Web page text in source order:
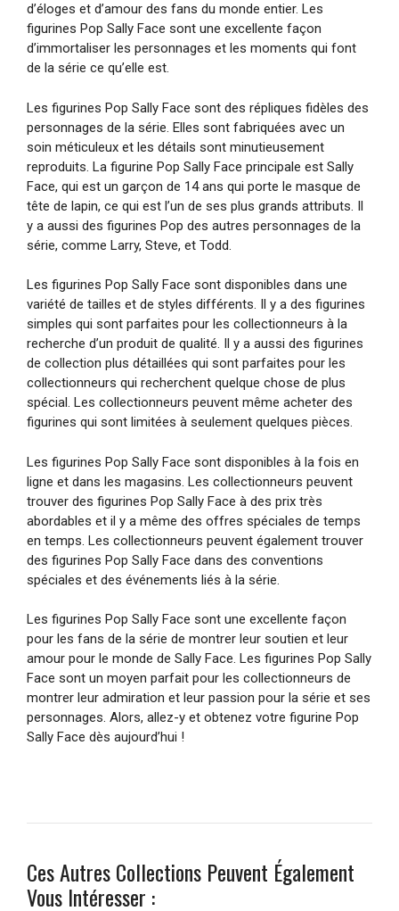
d’éloges et d’amour des fans du monde entier. Les
figurines Pop Sally Face sont une excellente façon
d’immortaliser les personnages et les moments qui font
de la série ce qu’elle est.
Les figurines Pop Sally Face sont des répliques fidèles des
personnages de la série. Elles sont fabriquées avec un
soin méticuleux et les détails sont minutieusement
reproduits. La figurine Pop Sally Face principale est Sally
Face, qui est un garçon de 14 ans qui porte le masque de
tête de lapin, ce qui est l’un de ses plus grands attributs. Il
y a aussi des figurines Pop des autres personnages de la
série, comme Larry, Steve, et Todd.
Les figurines Pop Sally Face sont disponibles dans une
variété de tailles et de styles différents. Il y a des figurines
simples qui sont parfaites pour les collectionneurs à la
recherche d’un produit de qualité. Il y a aussi des figurines
de collection plus détaillées qui sont parfaites pour les
collectionneurs qui recherchent quelque chose de plus
spécial. Les collectionneurs peuvent même acheter des
figurines qui sont limitées à seulement quelques pièces.
Les figurines Pop Sally Face sont disponibles à la fois en
ligne et dans les magasins. Les collectionneurs peuvent
trouver des figurines Pop Sally Face à des prix très
abordables et il y a même des offres spéciales de temps
en temps. Les collectionneurs peuvent également trouver
des figurines Pop Sally Face dans des conventions
spéciales et des événements liés à la série.
Les figurines Pop Sally Face sont une excellente façon
pour les fans de la série de montrer leur soutien et leur
amour pour le monde de Sally Face. Les figurines Pop Sally
Face sont un moyen parfait pour les collectionneurs de
montrer leur admiration et leur passion pour la série et ses
personnages. Alors, allez-y et obtenez votre figurine Pop
Sally Face dès aujourd’hui !
Ces Autres Collections Peuvent Également
Vous Intéresser :